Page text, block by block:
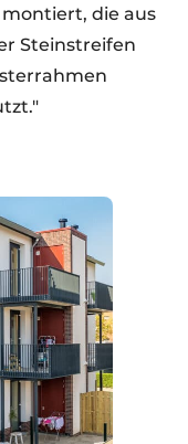
die aus
Steinstreifen